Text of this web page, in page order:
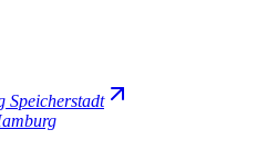
Speicherstadt